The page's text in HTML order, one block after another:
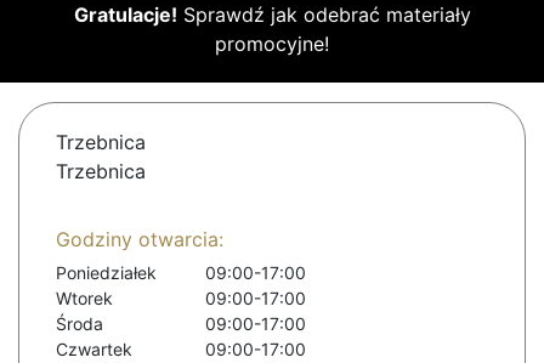
Gratulacje! Sprawdź jak odebrać materiały
promocyjne!
Trzebnica
Trzebnica
Godziny otwarcia:
Poniedziałek
09:00-17:00
Wtorek
09:00-17:00
Środa
09:00-17:00
Czwartek
09:00-17:00